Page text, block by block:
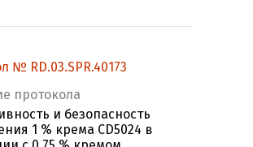
№ RD.03.SPR.40173
протокола
и безопасность
1 % крема CD5024 в